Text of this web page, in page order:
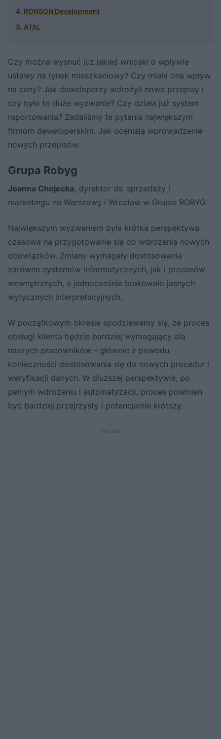
RONSON Development
ATAL
Czy można wysnuć już jakieś wnioski o wpływie
ustawy na rynek mieszkaniowy? Czy miała ona wpływ
na ceny? Jak deweloperzy wdrożyli nowe przepisy i
czy było to duże wyzwanie? Czy działa już system
raportowania? Zadaliśmy te pytania największym
firmom deweloperskim. Jak oceniają wprowadzenie
nowych przepisów.
Grupa Robyg
Joanna Chojecka, dyrektor ds. sprzedaży i
marketingu na Warszawę i Wrocław w Grupie ROBYG:
Największym wyzwaniem była krótka perspektywa
czasowa na przygotowanie się do wdrożenia nowych
obowiązków. Zmiany wymagały dostosowania
zarówno systemów informatycznych, jak i procesów
wewnętrznych, a jednocześnie brakowało jasnych
wytycznych interpretacyjnych.
W początkowym okresie spodziewamy się, że proces
obsługi klienta będzie bardziej wymagający dla
naszych pracowników – głównie z powodu
konieczności dostosowania się do nowych procedur i
weryfikacji danych. W dłuższej perspektywie, po
pełnym wdrożeniu i automatyzacji, proces powinien
być bardziej przejrzysty i potencjalnie krótszy.